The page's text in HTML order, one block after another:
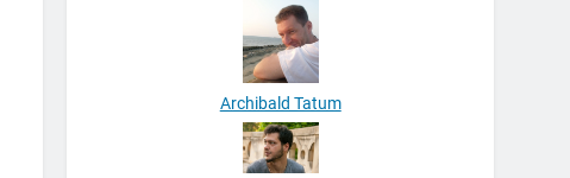
Archibald Tatum